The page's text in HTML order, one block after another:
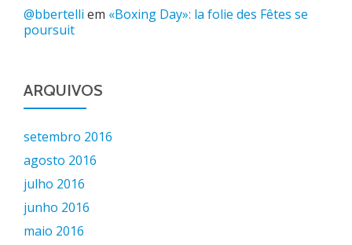
@bbertelli em «Boxing Day»: la folie des Fêtes se
poursuit
ARQUIVOS
setembro 2016
agosto 2016
julho 2016
junho 2016
maio 2016